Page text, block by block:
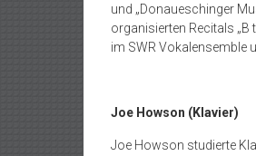
und „Donaueschinger
organisierten Recitals „B
im SWR Vokalensemble
Joe Howson (Klavier)
Joe Howson studierte